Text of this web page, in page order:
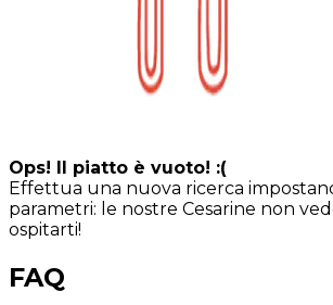
Ops! Il piatto è vuoto! :(
Effettua una nuova ricerca
parametri: le nostre Cesarine non
ospitarti!
FAQ